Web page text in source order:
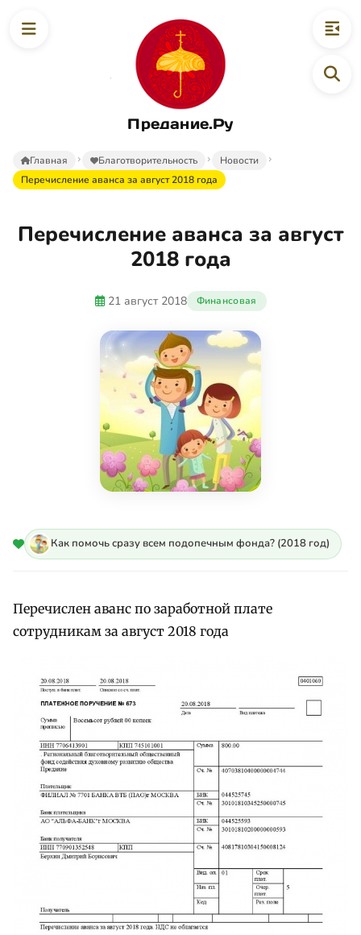
Предание.Ру
Главная Благотворительность
Новости
Перечисление аванса за август 2018 года
Перечисление аванса за август
2018 года
21 август 2018 Финансовая
Как помочь сразу всем подопечным фонда? (2018 год)
Перечислен аванс по заработной плате
сотрудникам за август 2018 года